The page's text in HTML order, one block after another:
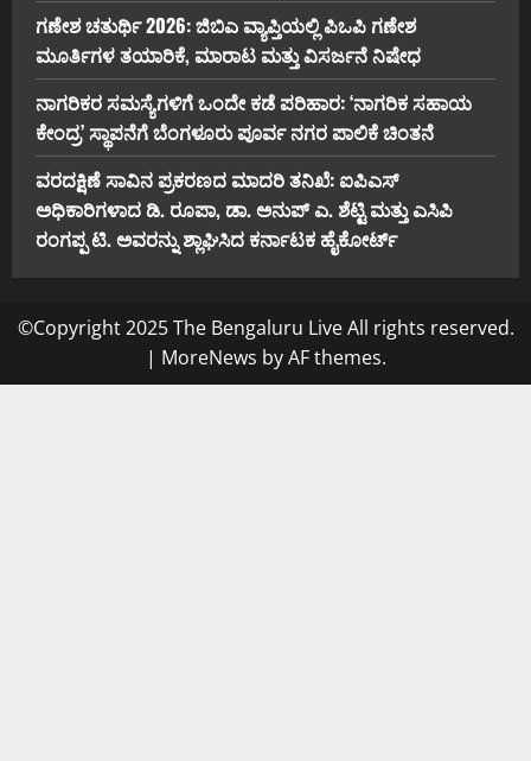
ಗಣೇಶ ಚತುರ್ಥಿ 2026: ಜಿಬಿಎ ವ್ಯಾಪ್ತಿಯಲ್ಲಿ ಪಿಒಪಿ ಗಣೇಶ
ಮೂರ್ತಿಗಳ ತಯಾರಿಕೆ, ಮಾರಾಟ ಮತ್ತು ವಿಸರ್ಜನೆ ನಿಷೇಧ
ನಾಗರಿಕರ ಸಮಸ್ಯೆಗಳಿಗೆ ಒಂದೇ ಕಡೆ ಪರಿಹಾರ: ‘ನಾಗರಿಕ ಸಹಾಯ
ಕೇಂದ್ರ’ ಸ್ಥಾಪನೆಗೆ ಬೆಂಗಳೂರು ಪೂರ್ವ ನಗರ ಪಾಲಿಕೆ ಚಿಂತನೆ
ವರದಕ್ಷಿಣೆ ಸಾವಿನ ಪ್ರಕರಣದ ಮಾದರಿ ತನಿಖೆ: ಐಪಿಎಸ್
ಅಧಿಕಾರಿಗಳಾದ ಡಿ. ರೂಪಾ, ಡಾ. ಅನುಪ್ ಎ. ಶೆಟ್ಟಿ ಮತ್ತು ಎಸಿಪಿ
ರಂಗಪ್ಪ ಟಿ. ಅವರನ್ನು ಶ್ಲಾಘಿಸಿದ ಕರ್ನಾಟಕ ಹೈಕೋರ್ಟ್
©Copyright 2025 The Bengaluru Live All rights reserved.
| MoreNews by AF themes.